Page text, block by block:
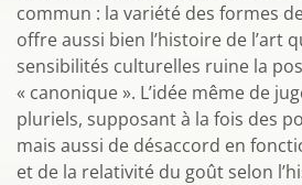
commun : la variété des formes
offre aussi bien l’histoire de l’art
sensibilités culturelles ruine la
« canonique ». L’idée même de
pluriels, supposant à la fois des
mais aussi de désaccord en
et de la relativité du goût selon